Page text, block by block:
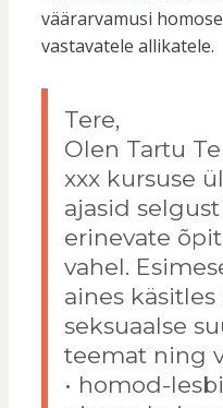
väärarvamusi
vastavatele allikatele.
Tere,
Olen Tartu
xxx kursuse
ajasid
erinevate
vahel.
aines
seksuaalse
teemat ning
• homod-